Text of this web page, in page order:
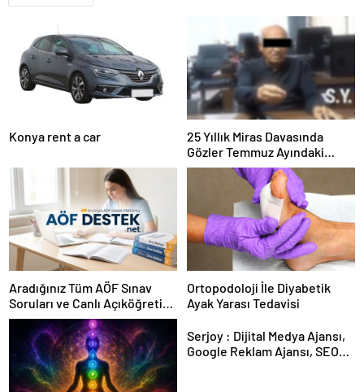
Konya rent a car
25 Yıllık Miras Davasında
Gözler Temmuz Ayındaki
Karar Duruşmasına Çevrildi
Aradığınız Tüm AÖF Sınav
Soruları ve Canlı Açıköğretim
Forumu Burada
Ortopodoloji İle Diyabetik
Ayak Yarası Tedavisi
Serjoy : Dijital Medya Ajansı,
Google Reklam Ajansı, SEO